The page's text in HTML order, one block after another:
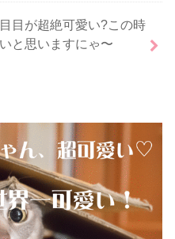
目が超絶可愛い?この時
と思いますにゃ〜